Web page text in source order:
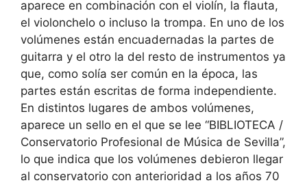
aparece en combinación con el violín, la flauta,
el violonchelo o incluso la trompa. En uno de los
volúmenes están encuadernadas la partes de
guitarra y el otro la del resto de instrumentos ya
que, como solía ser común en la época, las
partes están escritas de forma independiente.
En distintos lugares de ambos volúmenes,
aparece un sello en el que se lee “BIBLIOTECA /
Conservatorio Profesional de Música de Sevilla”,
lo que indica que los volúmenes debieron llegar
al conservatorio con anterioridad a los años 70